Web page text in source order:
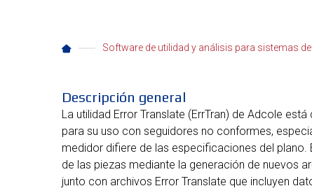
Software de utilidad y análisis para sistemas
Descripción general
La utilidad Error Translate (ErrTran) de Adcole
para su uso con seguidores no conformes,
medidor difiere de las especificaciones del
de las piezas mediante la generación de nuevos
junto con archivos Error Translate que incluyen